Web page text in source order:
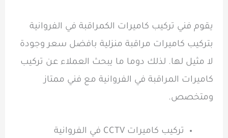
يقوم فني تركيب كاميرات الكمراقبة في الفروانية
بتركيب كاميرات مراقبة منزلية بافضل سعر وجودة
لا مثيل لها. لذلك دوما ما يبحث العملاء عن تركيب
كاميرات المراقبة في الفروانية مع فني ممتاز
ومتخصص.
تركيب كاميرات CCTV في الفروانية